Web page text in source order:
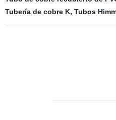
Tubería de cobre K, Tubos